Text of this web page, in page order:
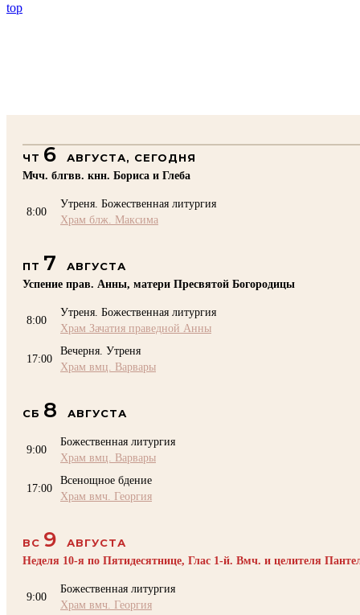
top
ЧТ 6
АВГУСТА, СЕГОДНЯ
Мчч. блгвв. кнн. Бориса и Глеба
8:00
Утреня. Божественная литургия
Храм блж. Максима
ПТ 7
АВГУСТА
Успение прав. Анны, матери Пресвятой Богородицы
8:00
Утреня. Божественная литургия
Храм Зачатия праведной Анны
17:00
Вечерня. Утреня
Храм вмц. Варвары
СБ 8 АВГУСТА
9:00
Божественная литургия
Храм вмц. Варвары
17:00
Всенощное бдение
Храм вмч. Георгия
ВС 9
АВГУСТА
Неделя 10-я по Пятидесятнице, Глас 1-й. Вмч. и целителя
9:00
Божественная литургия
Храм вмч. Георгия